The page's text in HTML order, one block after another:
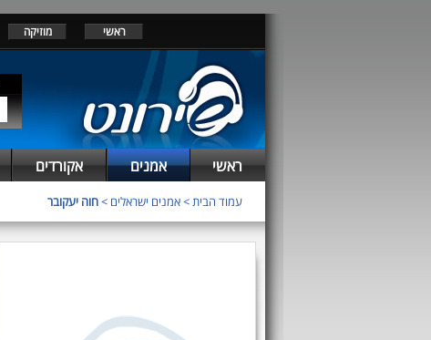
ראשי מוזיקה
ראשי אמנים אקורדים
עמוד הבית>אמנים ישראלים >חוה יעקובר